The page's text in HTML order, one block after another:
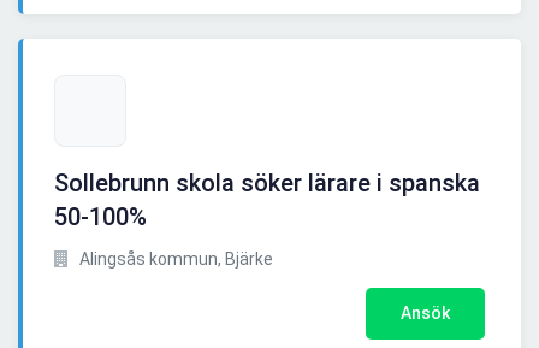
Sollebrunn skola söker lärare i spanska
50-100%
Alingsås kommun, Bjärke
Ansök